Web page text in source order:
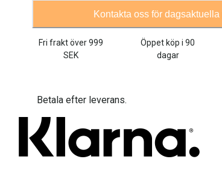
Kontakta oss för dagsaktuella
Fri frakt över999
SEK
Öppet köp i 90
dagar
Betala efter leverans.